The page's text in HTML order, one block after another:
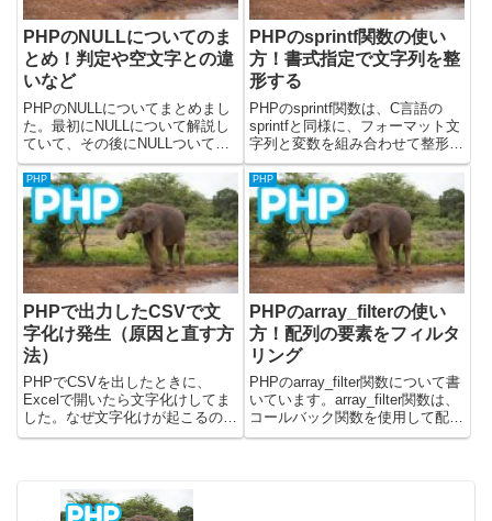
PHPのNULLについてのま
とめ！判定や空文字との違
いなど
PHPのNULLについてまとめまし
た。最初にNULLについて解説し
ていて、その後にNULLついて下
記のことを書いています。・
NULLの判定(比較)について・
NULLと空文字の違い・NULL合体
演算子についてPHPのNULLと
は？PHPのNU...
PHPのsprintf関数の使い
方！書式指定で文字列を整
形する
PHPのsprintf関数は、C言語の
sprintfと同様に、フォーマット文
字列と変数を組み合わせて整形済
みの文字列を生成します。この関
数を使用することで、指定された
書式文字列に基づいて「変数を整
形し、新しい文字列を生成する」
ために使用され...
PHP
PHPで出力したCSVで文
字化け発生（原因と直す方
法）
PHPでCSVを出したときに、
Excelで開いたら文字化けしてま
した。なぜ文字化けが起こるのか
と、「Excelで表示できるCSVフ
PHPのバージョン8を使って検証
しています。Exc...
PHP
PHPのarray_filterの使い
方！配列の要素をフィルタ
リング
PHPのarray_filter関数について書
いています。array_filter関数は、
コールバック関数を使用して配列
の要素をフィルタリングし、条件